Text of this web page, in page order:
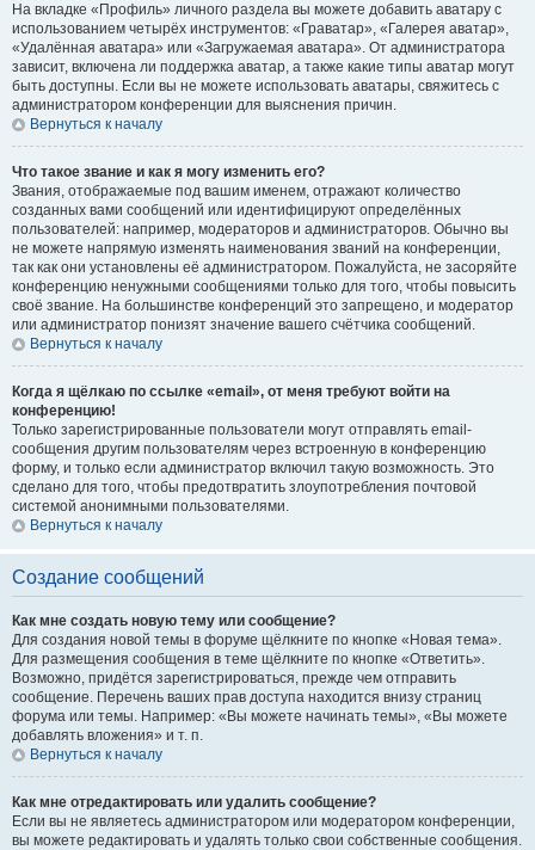
На вкладке «Профиль» личного раздела вы можете добавить аватару с
использованием четырёх инструментов: «Граватар», «Галерея аватар»,
«Удалённая аватара» или «Загружаемая аватара». От администратора
зависит, включена ли поддержка аватар, а также какие типы аватар могут
быть доступны. Если вы не можете использовать аватары, свяжитесь с
администратором конференции для выяснения причин.
Вернуться к началу
Что такое звание и как я могу изменить его?
Звания, отображаемые под вашим именем, отражают количество
созданных вами сообщений или идентифицируют определённых
пользователей: например, модераторов и администраторов. Обычно вы
не можете напрямую изменять наименования званий на конференции,
так как они установлены её администратором. Пожалуйста, не засоряйте
конференцию ненужными сообщениями только для того, чтобы повысить
своё звание. На большинстве конференций это запрещено, и модератор
или администратор понизят значение вашего счётчика сообщений.
Вернуться к началу
Когда я щёлкаю по ссылке «email», от меня требуют войти на
конференцию!
Только зарегистрированные пользователи могут отправлять email-
сообщения другим пользователям через встроенную в конференцию
форму, и только если администратор включил такую возможность. Это
сделано для того, чтобы предотвратить злоупотребления почтовой
системой анонимными пользователями.
Вернуться к началу
Создание сообщений
Как мне создать новую тему или сообщение?
Для создания новой темы в форуме щёлкните по кнопке «Новая тема».
Для размещения сообщения в теме щёлкните по кнопке «Ответить».
Возможно, придётся зарегистрироваться, прежде чем отправить
сообщение. Перечень ваших прав доступа находится внизу страниц
форума или темы. Например: «Вы можете начинать темы», «Вы можете
добавлять вложения» и т. п.
Вернуться к началу
Как мне отредактировать или удалить сообщение?
Если вы не являетесь администратором или модератором конференции,
вы можете редактировать и удалять только свои собственные сообщения.